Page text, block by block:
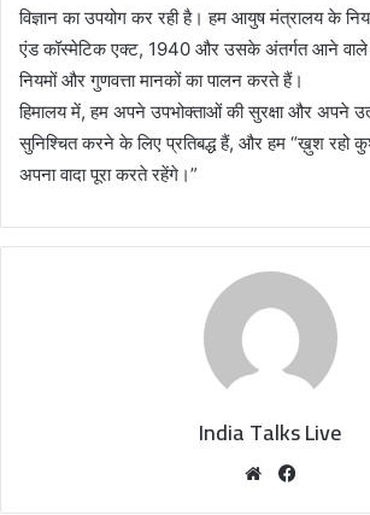
विज्ञान का उपयोग कर रही है। हम आयुष मंत्रालय के
एंड कॉस्मेटिक एक्ट, 1940 और उसके अंतर्गत आने वाले
नियमों और गुणवत्ता मानकों का पालन करते हैं।
हिमालय में, हम अपने उपभोक्ताओं की सुरक्षा और अपने
सुनिश्चित करने के लिए प्रतिबद्ध हैं, और हम “ख़ुश रहो
अपना वादा पूरा करते रहेंगे।”
India Talks Live
We